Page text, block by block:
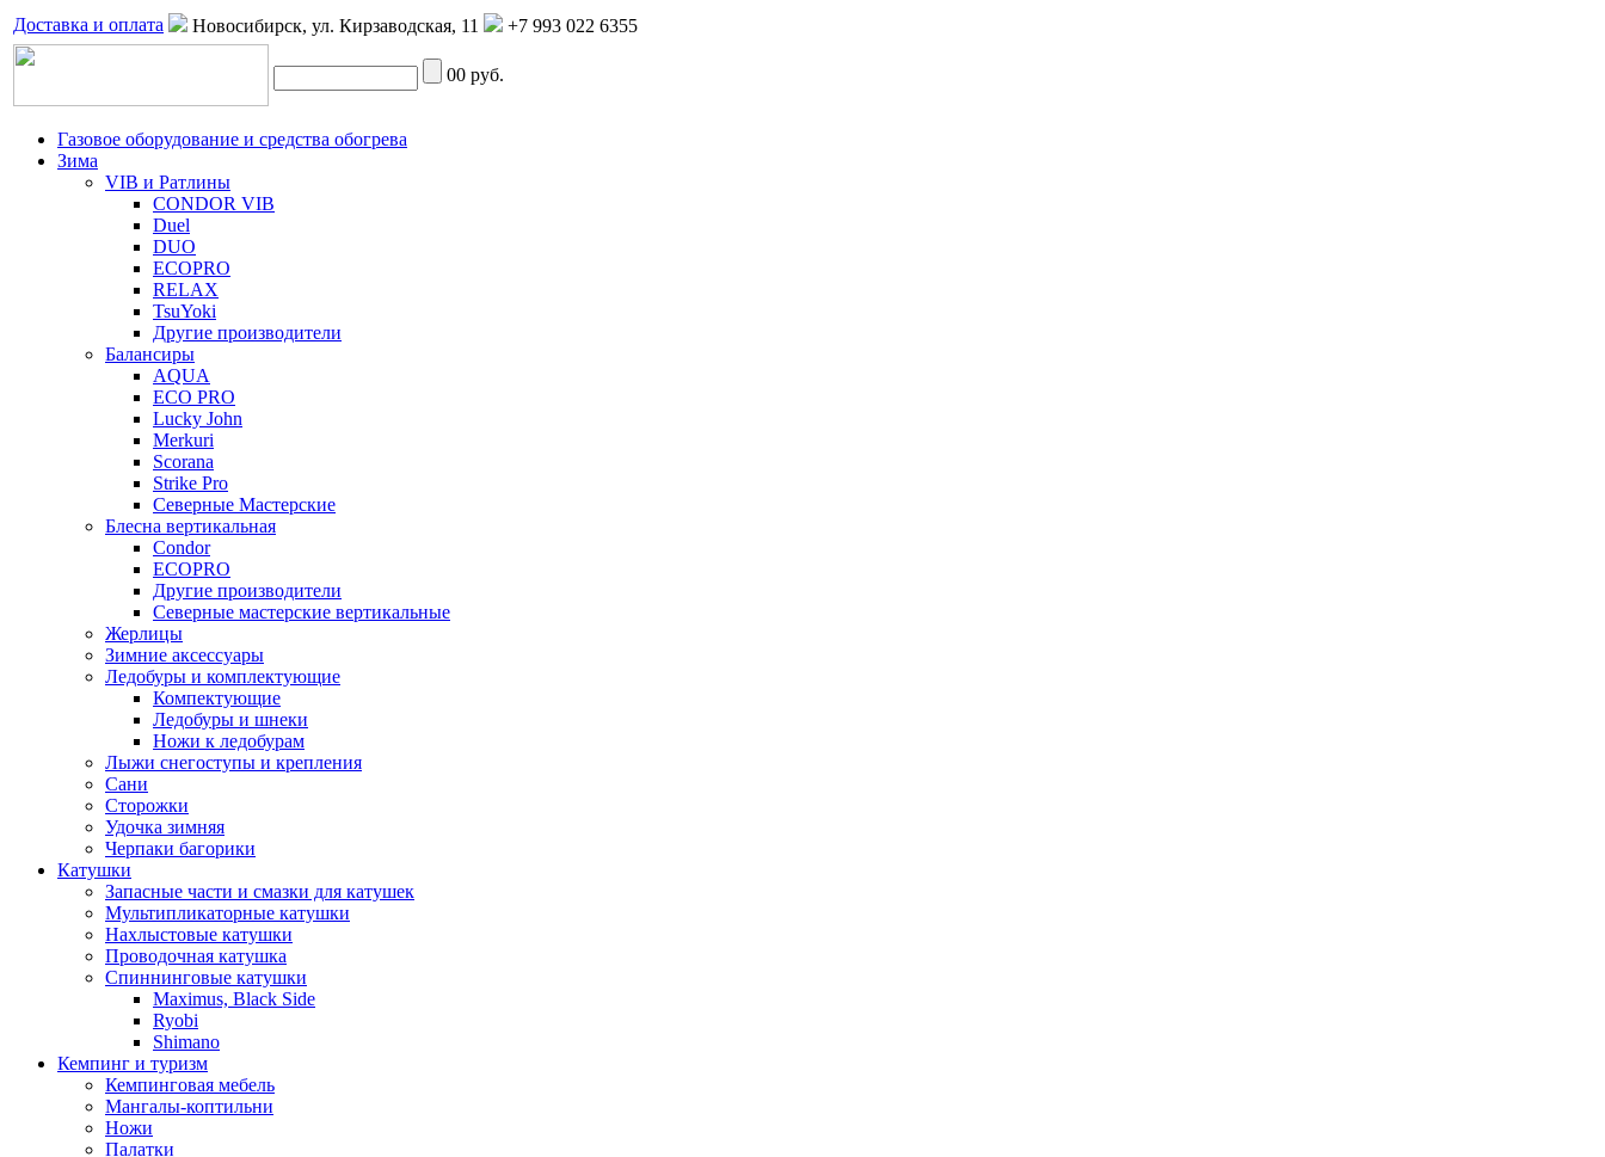
Доставка и оплата Новосибирск, ул. Кирзаводская, 11 +7 993 022 6355
00 руб.
Газовое оборудование и средства обогрева
Зима
VIB и Ратлины
CONDOR VIB
Duel
DUO
ECOPRO
RELAX
TsuYoki
Другие производители
Балансиры
AQUA
ECO PRO
Lucky John
Merkuri
Scorana
Strike Pro
Северные Мастерские
Блесна вертикальная
Condor
ECOPRO
Другие производители
Северные мастерские вертикальные
Жерлицы
Зимние аксессуары
Ледобуры и комплектующие
Компектующие
Ледобуры и шнеки
Ножи к ледобурам
Лыжи снегоступы и крепления
Сани
Сторожки
Удочка зимняя
Черпаки багорики
Катушки
Запасные части и смазки для катушек
Мультипликаторные катушки
Нахлыстовые катушки
Проводочная катушка
Спиннинговые катушки
Maximus, Black Side
Ryobi
Shimano
Кемпинг и туризм
Кемпинговая мебель
Мангалы-коптильни
Ножи
Палатки